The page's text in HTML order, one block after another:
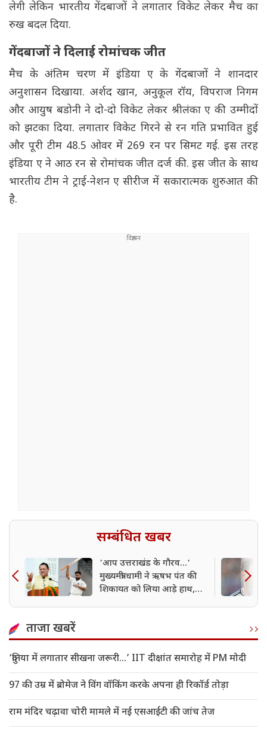
लेगी लेकिन भारतीय गेंदबाजों ने लगातार विकेट लेकर मैच का
रुख बदल दिया.
गेंदबाजों ने दिलाई रोमांचक जीत
मैच के अंतिम चरण में इंडिया ए के गेंदबाजों ने शानदार
अनुशासन दिखाया. अर्शद खान, अनुकूल रॉय, विपराज निगम
और आयुष बडोनी ने दो-दो विकेट लेकर श्रीलंका ए की उम्मीदों
को झटका दिया. लगातार विकेट गिरने से रन गति प्रभावित हुई
और पूरी टीम 48.5 ओवर में 269 रन पर सिमट गई. इस तरह
इंडिया ए ने आठ रन से रोमांचक जीत दर्ज की. इस जीत के साथ
भारतीय टीम ने ट्राई-नेशन ए सीरीज में सकारात्मक शुरुआत की
है.
सम्बंधित खबर
'आप उत्तराखंड के गौरव...'
मुख्यमंत्री धामी ने ऋषभ पंत की
शिकायत को लिया आड़े हाथ,
ताजा खबरें
‘दुनिया में लगातार सीखना जरूरी…’ IIT दीक्षांत समारोह में PM मोदी
97 की उम्र में ब्रोमेज ने विंग वॉकिंग करके अपना ही रिकॉर्ड तोड़ा
राम मंदिर चढ़ावा चोरी मामले में नई एसआईटी की जांच तेज